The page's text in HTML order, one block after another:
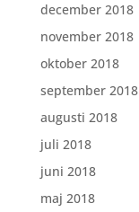
december 2018
november 2018
oktober 2018
september 2018
augusti 2018
juli 2018
juni 2018
maj 2018